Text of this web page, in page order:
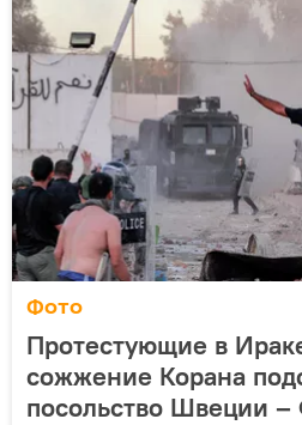
Фото
Протестующие в
сожжение Корана
посольство Швеции